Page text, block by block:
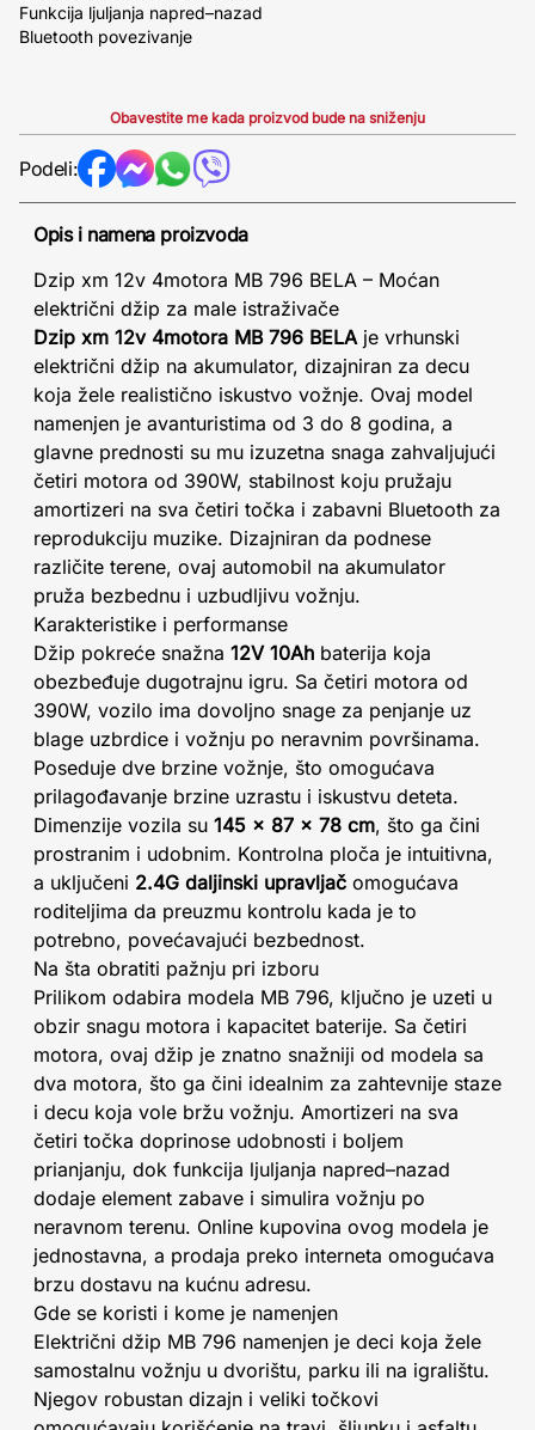
Funkcija ljuljanja napred–nazad
Bluetooth povezivanje
Obavestite me kada proizvod bude na sniženju
Podeli:
Opis i namena proizvoda
Dzip xm 12v 4motora MB 796 BELA – Moćan
električni džip za male istraživače
Dzip xm 12v 4motora MB 796 BELAje vrhunski
električni džip na akumulator, dizajniran za decu
koja žele realistično iskustvo vožnje. Ovaj model
namenjen je avanturistima od 3 do 8 godina, a
glavne prednosti su mu izuzetna snaga zahvaljujući
četiri motora od 390W, stabilnost koju pružaju
amortizeri na sva četiri točka i zabavni Bluetooth za
reprodukciju muzike. Dizajniran da podnese
različite terene, ovaj automobil na akumulator
pruža bezbednu i uzbudljivu vožnju.
Karakteristike i performanse
Džip pokreće snažna 12V 10Ah baterija koja
obezbeđuje dugotrajnu igru. Sa četiri motora od
390W, vozilo ima dovoljno snage za penjanje uz
blage uzbrdice i vožnju po neravnim površinama.
Poseduje dve brzine vožnje, što omogućava
prilagođavanje brzine uzrastu i iskustvu deteta.
Dimenzije vozila su 145 x 87 x 78 cm, što ga čini
prostranim i udobnim. Kontrolna ploča je intuitivna,
a uključeni 2.4G daljinski upravljač omogućava
roditeljima da preuzmu kontrolu kada je to
potrebno, povećavajući bezbednost.
Na šta obratiti pažnju pri izboru
Prilikom odabira modela MB 796, ključno je uzeti u
obzir snagu motora i kapacitet baterije. Sa četiri
motora, ovaj džip je znatno snažniji od modela sa
dva motora, što ga čini idealnim za zahtevnije staze
i decu koja vole bržu vožnju. Amortizeri na sva
četiri točka doprinose udobnosti i boljem
prianjanju, dok funkcija ljuljanja napred–nazad
dodaje element zabave i simulira vožnju po
neravnom terenu. Online kupovina ovog modela je
jednostavna, a prodaja preko interneta omogućava
brzu dostavu na kućnu adresu.
Gde se koristi i kome je namenjen
Električni džip MB 796 namenjen je deci koja žele
samostalnu vožnju u dvorištu, parku ili na igralištu.
Njegov robustan dizajn i veliki točkovi